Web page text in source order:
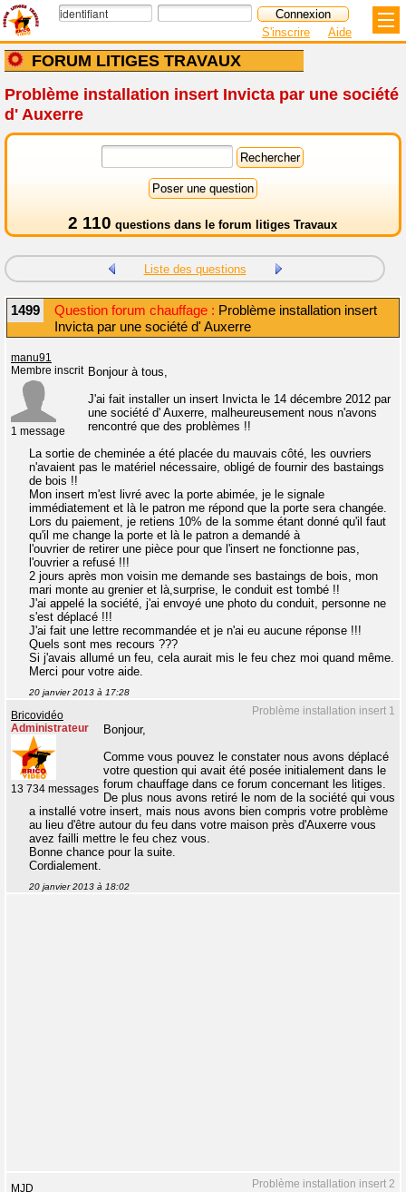
FORUM LITIGES TRAVAUX
S'inscrire Aide
Problème installation insert Invicta par une société
d' Auxerre
2 110 questions dans le forum litiges Travaux
Liste des questions
1499 Question forum chauffage : Problème installation insert
Invicta par une société d' Auxerre
manu91
Membre inscrit
1 message
Bonjour à tous,
J'ai fait installer un insert Invicta le 14 décembre 2012 par
une société d' Auxerre, malheureusement nous n'avons
rencontré que des problèmes !!
La sortie de cheminée a été placée du mauvais côté, les ouvriers
n'avaient pas le matériel nécessaire, obligé de fournir des bastaings
de bois !!
Mon insert m'est livré avec la porte abimée, je le signale
immédiatement et là le patron me répond que la porte sera changée.
Lors du paiement, je retiens 10% de la somme étant donné qu'il faut
qu'il me change la porte et là le patron a demandé à
l'ouvrier de retirer une pièce pour que l'insert ne fonctionne pas,
l'ouvrier a refusé !!!
2 jours après mon voisin me demande ses bastaings de bois, mon
mari monte au grenier et là,surprise, le conduit est tombé !!
J'ai appelé la société, j'ai envoyé une photo du conduit, personne ne
s'est déplacé !!!
J'ai fait une lettre recommandée et je n'ai eu aucune réponse !!!
Quels sont mes recours ???
Si j'avais allumé un feu, cela aurait mis le feu chez moi quand même.
Merci pour votre aide.
20 janvier 2013 à 17:28
Problème installation insert 1
Bricovidéo
Administrateur
13 734 messages
Bonjour,
Comme vous pouvez le constater nous avons déplacé
votre question qui avait été posée initialement dans le
forum chauffage dans ce forum concernant les litiges.
De plus nous avons retiré le nom de la société qui vous
a installé votre insert, mais nous avons bien compris votre problème
au lieu d'être autour du feu dans votre maison près d'Auxerre vous
avez failli mettre le feu chez vous.
Bonne chance pour la suite.
Cordialement.
20 janvier 2013 à 18:02
Problème installation insert 2
MJD